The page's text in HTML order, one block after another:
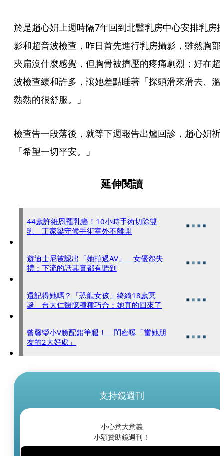
於是趙心姸上週時隔7年回到北醫乳房中心安排乳房
影和超音波檢查，昨日首先進行乳房攝影，雖然胸部
夾扁沒什麼感覺，但胸骨被擠壓的疼痛劇烈；好在超
波檢查緩和許多，讓她差點睡著「探頭滑來滑去、溫
熱熱的很舒服。」
檢查告一段落後，就等下週報告出爐回診，趙心姸祈
「希望一切平安。」
延伸閱讀
44歲許維恩罹乳癌！10小時手術切除雙
乳 王家梁守候手術室外不離開
遊迪士尼被認出「她拍過AV」 女優怨失
禮：下流的話其實都有聽到
還記得她嗎？「恐龍女孩」綺綺18歲冥
誕 台大仁醫憶種種巧合：她真的回來了
曾馨瑩小V臉配鉛筆腿！ 閨密曝「當她朋
友的2大好處」
支持鏡週刊
小心意大意義
小額贊助鏡週刊！